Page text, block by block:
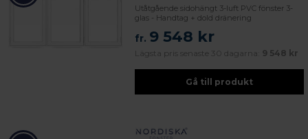
Utåtgående sidohängt 3-luft PVC fönster 3-
glas - Handtag + dold dränering
fr. 9 548 kr
Lägsta pris senaste 30 dagarna: 9 548 kr
Gå till produkt